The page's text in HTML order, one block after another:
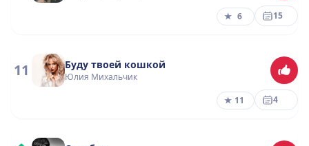
★ 6 15
11 Буду твоей кошкой
Юлия Михальчик
★ 11 4